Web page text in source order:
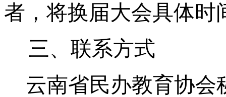
者，将换届大会具体时
三、联系方式
云南省民办教育协会